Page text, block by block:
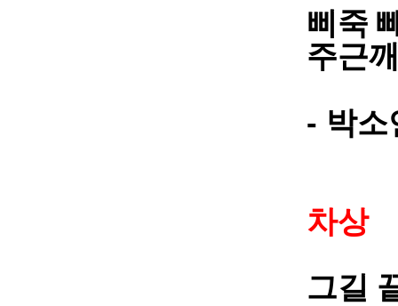
삐죽
주근
- 박소
차상
그길